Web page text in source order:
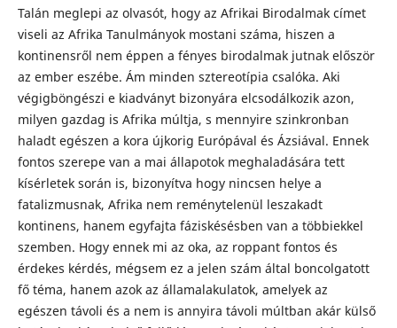
Talán meglepi az olvasót, hogy az Afrikai Birodalmak címet
viseli az Afrika Tanulmányok mostani száma, hiszen a
kontinensről nem éppen a fényes birodalmak jutnak először
az ember eszébe. Ám minden sztereotípia csalóka. Aki
végigböngészi e kiadványt bizonyára elcsodálkozik azon,
milyen gazdag is Afrika múltja, s mennyire szinkronban
haladt egészen a kora újkorig Európával és Ázsiával. Ennek
fontos szerepe van a mai állapotok meghaladására tett
kísérletek során is, bizonyítva hogy nincsen helye a
fatalizmusnak, Afrika nem reménytelenül leszakadt
kontinens, hanem egyfajta fáziskésésben van a többiekkel
szemben. Hogy ennek mi az oka, az roppant fontos és
érdekes kérdés, mégsem ez a jelen szám által boncolgatott
fő téma, hanem azok az államalakulatok, amelyek az
egészen távoli és a nem is annyira távoli múltban akár külső